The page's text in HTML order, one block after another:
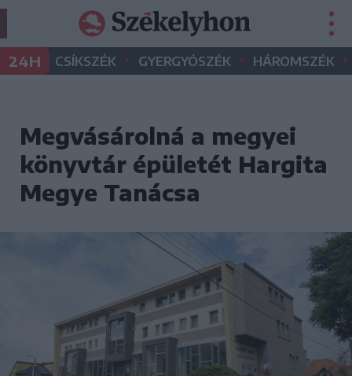
24H CSÍKSZÉK • GYERGYÓSZÉK • HÁROMSZÉK •
Megvásárolná a megyei
könyvtár épületét Hargita
Megye Tanácsa